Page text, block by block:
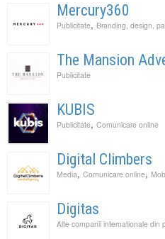
Mercury360
Publicitate, Branding, design,
The Mansion
Publicitate
KUBIS
Publicitate, Comunicare online
Digital Climbers
Media, Comunicare online,
Digitas
Alte companii internationale din